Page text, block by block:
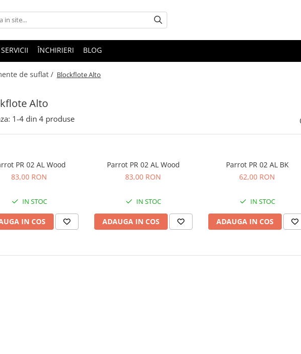
SERVICII ÎNCHIRIERI BLOG
de suflat / Blockflote Alto
Alto
1-4 din 4 produse
PR 02 AL Wood
83,00 RON
IN STOC
IN COS
Parrot PR 02 AL Wood
83,00 RON
IN STOC
ADAUGA IN COS
Parrot PR 02 AL BK
62,00 RON
IN STOC
ADAUGA IN COS